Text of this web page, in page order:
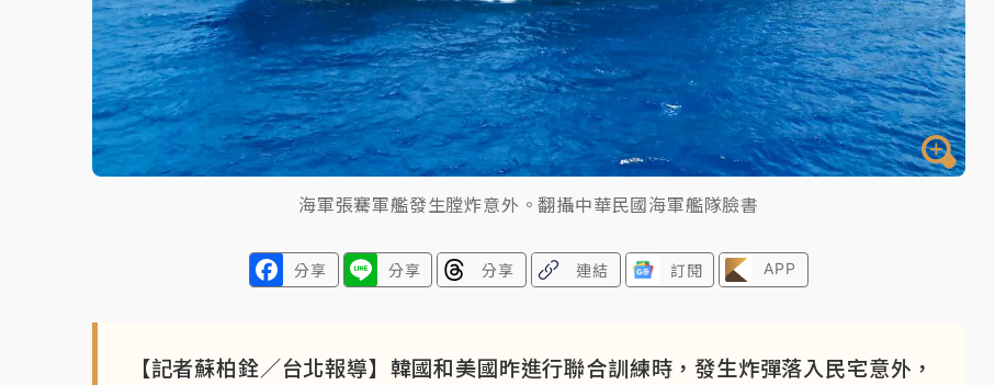
海軍張騫軍艦發生膛炸意外。翻攝中華民國海軍艦隊臉書
分享 分享 分享 連結 訂閱 APP
【記者蘇柏銓／台北報導】韓國和美國昨進行聯合訓練時，發生炸彈落入民宅意外，